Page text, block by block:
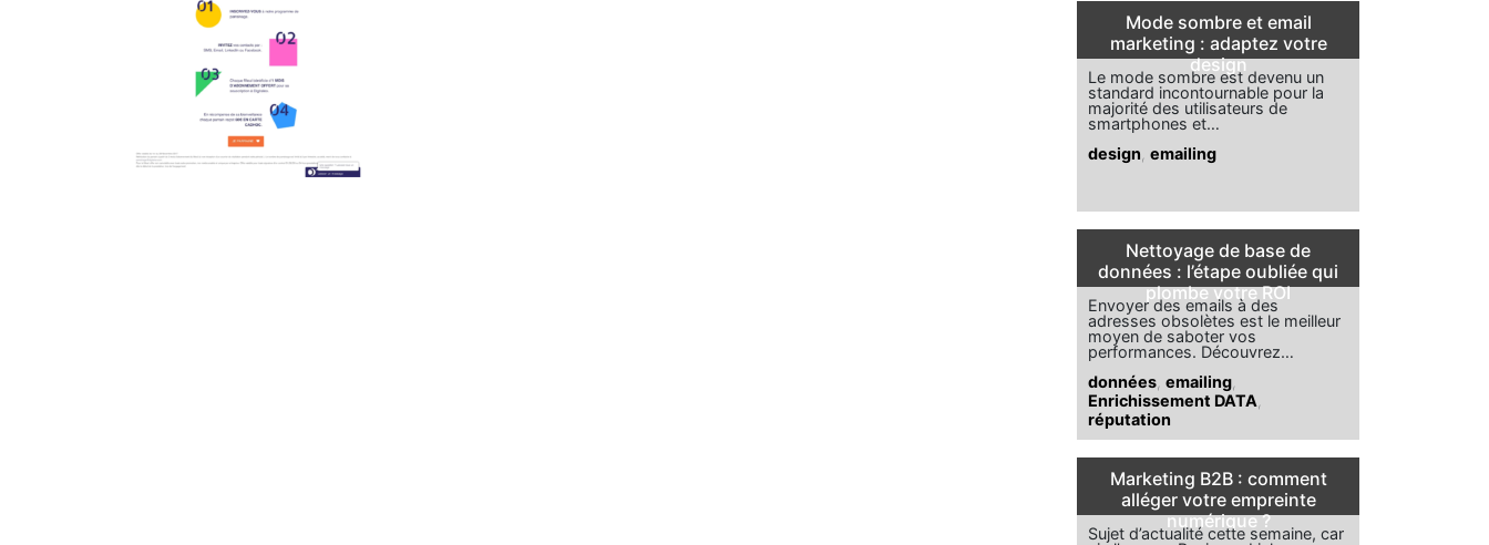
Mode sombre et email
marketing : adaptez votre
design
Le mode sombre est devenu un
standard incontournable pour la
majorité des utilisateurs de
smartphones et…
design emailing
Nettoyage de base de
données : l’étape oubliée qui
plombe votre ROI
Envoyer des emails à des
adresses obsolètes est le meilleur
moyen de saboter vos
performances. Découvrez…
données emailing
Enrichissement DATA
réputation
Marketing B2B : comment
alléger votre empreinte
numérique ?
Sujet d’actualité cette semaine, car